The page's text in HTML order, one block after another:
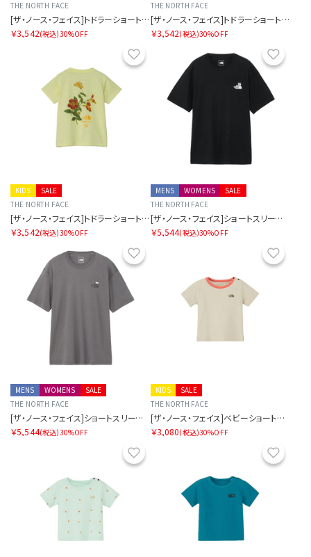
THE NORTH FACE
[ザ・ノース・フェイス]トドラーショートスリーブフィールドグラフィックティー
￥3,542(税込)30%OFF
THE NORTH FACE
[ザ・ノース・フェイス]トドラーショートスリーブフィールドグラフィックティー
￥3,542(税込)30%OFF
お気に入り
SALE
KIDS
THE NORTH FACE
[ザ・ノース・フェイス]トドラーショートスリーブフィールドグラフィックティー
￥3,542(税込)30%OFF
SALE
MENS
WOMENS
THE NORTH FACE
[ザ・ノース・フェイス]ショートスリーブズーピッカーティー
￥5,544(税込)30%OFF
お気に入り
SALE
MENS
WOMENS
THE NORTH FACE
[ザ・ノース・フェイス]ショートスリーブズーピッカーティー
￥5,544(税込)30%OFF
SALE
KIDS
THE NORTH FACE
[ザ・ノース・フェイス]ベビーショートスリーブラッチパイルティー
￥3,080(税込)30%OFF
お気に入り